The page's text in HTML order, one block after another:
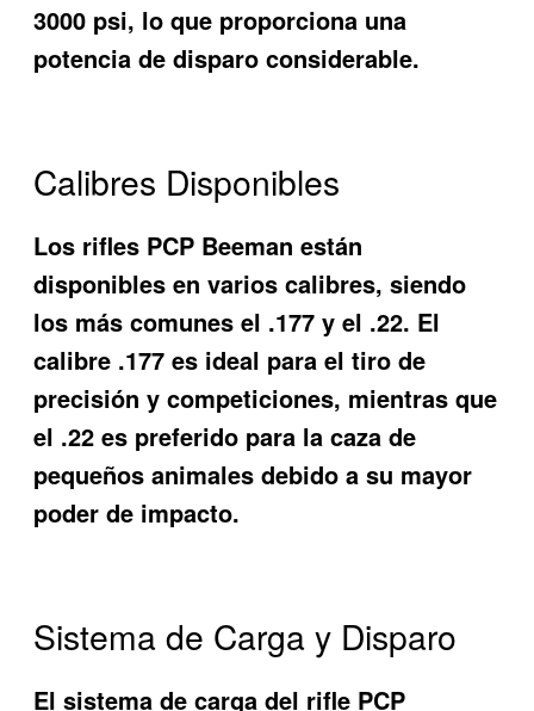
3000 psi, lo que proporciona una
potencia de disparo considerable.
Calibres Disponibles
Los rifles PCP Beeman están
disponibles en varios calibres, siendo
los más comunes el .177 y el .22. El
calibre .177 es ideal para el tiro de
precisión y competiciones, mientras que
el .22 es preferido para la caza de
pequeños animales debido a su mayor
poder de impacto.
Sistema de Carga y Disparo
El sistema de carga del rifle PCP